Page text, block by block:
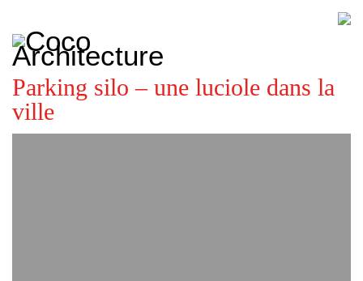
Architecture
architecture,
urbanisme,
etc.
Parking silo – une luciole dans la
ville